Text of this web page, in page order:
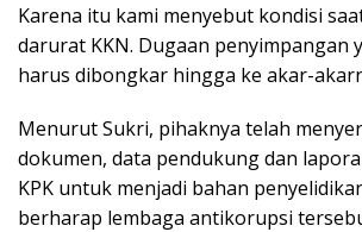
Karena itu kami menyebut kondisi
darurat KKN. Dugaan penyimpangan
harus dibongkar hingga ke akar-
Menurut Sukri, pihaknya telah
dokumen, data pendukung dan
KPK untuk menjadi bahan
berharap lembaga antikorupsi